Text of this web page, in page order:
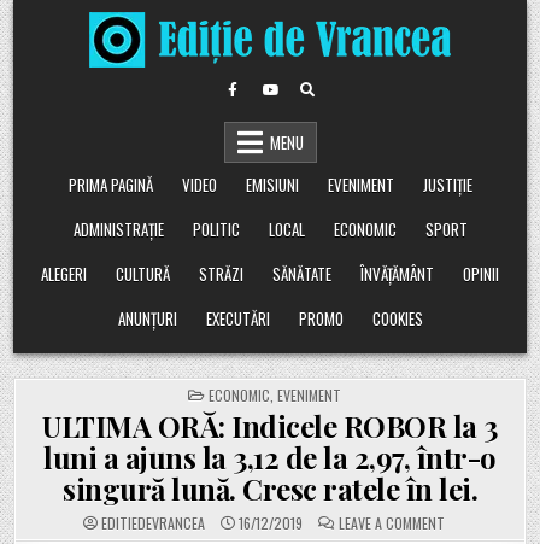
Skip
to
content
MENU
PRIMA PAGINĂ
VIDEO EMISIUNI EVENIMENT
JUSTIȚIE
ADMINISTRAȚIE
POLITIC LOCAL ECONOMIC
SPORT
ALEGERI
CULTURĂ STRĂZI SĂNĂTATE ÎNVĂȚĂMÂNT
OPINII
ANUNȚURI
EXECUTĂRI PROMO COOKIES
POSTED
IN
ECONOMIC EVENIMENT
ULTIMA ORĂ: Indicele ROBOR la 3
luni a ajuns la 3,12 de la 2,97, într-o
singură lună. Cresc ratele în lei.
EDITIEDEVRANCEA 16/12/2019 LEAVE A COMMENT
ULTIMA